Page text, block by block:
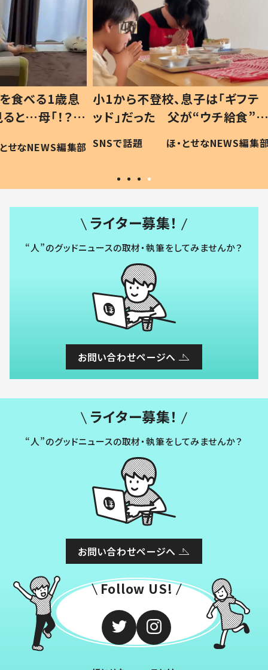
歳息
？」
編集部
小1から不登校、息子は「ギフテ
ッド」だった 父が“ウチ給食”を
作り続ける理由とは #令和の親
#令和の子
SNSで話題 ほ・とせなNEWS編集部
ひ孫
が、抱
「涙
い」
ライター募集！
“人”のグッドニュースの取材・執筆をしてみませんか？
お問い合わせページへ
ライター募集！
“人”のグッドニュースの取材・執筆をしてみませんか？
お問い合わせページへ
Follow US!